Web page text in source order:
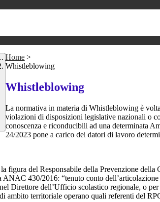
Home >
Whistleblowing
Whistleblowing
La normativa in materia di Whistleblowing è
violazioni di disposizioni legislative nazionali o
conoscenza e riconducibili ad una determinata
24/2023 pone a carico dei datori di lavoro
del Responsabile della Prevenzione della
430/2016: “tenuto conto
Direttore dell’Ufficio scolastico regionale, o
territoriale operano quali referenti del